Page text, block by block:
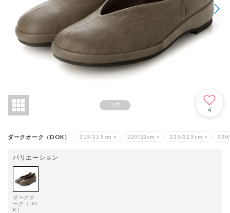
1/7
4
ダークオーク（DOK） 215/21.5cm × 220/22cm × 225/22.5cm ×
バリエーション
ダークオ
ーク（DO
K）